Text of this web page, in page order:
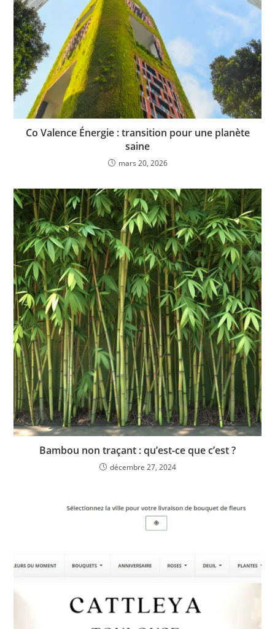
Co Valence Énergie : transition pour une planète
saine
mars 20, 2026
Bambou non traçant : qu’est-ce que c’est ?
décembre 27, 2024